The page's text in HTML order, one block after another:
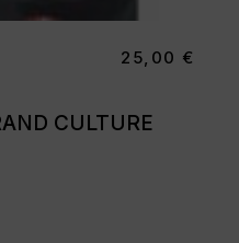
CULTURE
25,00 €